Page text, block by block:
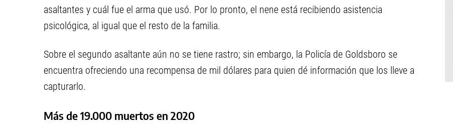
asaltantes y cuál fue el arma que usó. Por lo pronto, el nene está recibiendo asistencia
psicológica, al igual que el resto de la familia.
Sobre el segundo asaltante aún no se tiene rastro; sin embargo, la Policía de Goldsboro se
encuentra ofreciendo una recompensa de mil dólares para quien dé información que los lleve a
capturarlo.
Más de 19.000 muertos en 2020